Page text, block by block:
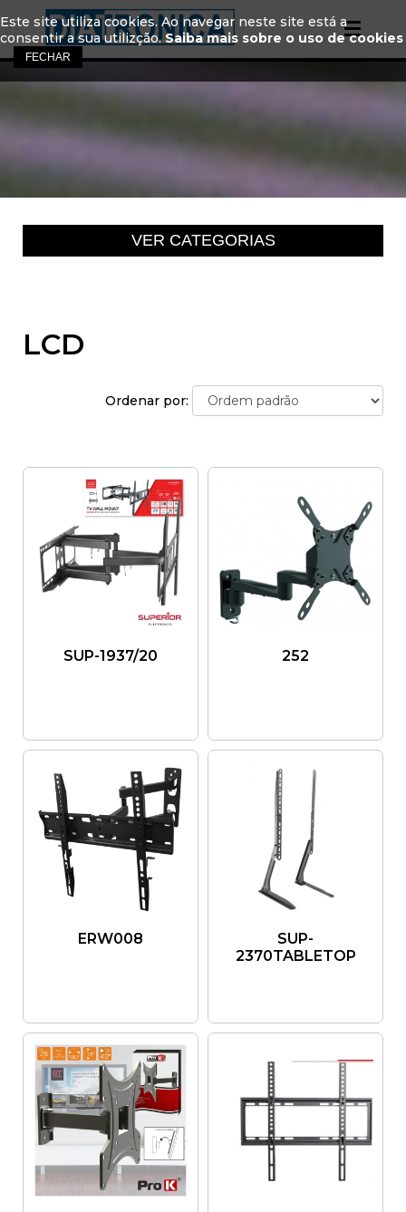
LCD
Ordenar por:
SUP-1937/20 252
ERW008
SUP-
2370TABLETOP
Este site utiliza cookies. Ao navegar neste site está a
consentir a sua utilizção. Saiba mais sobre o uso de cookies